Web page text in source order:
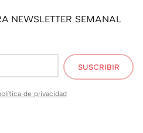
NEWSLETTER SEMANAL
SUSCRIBIR
de privacidad